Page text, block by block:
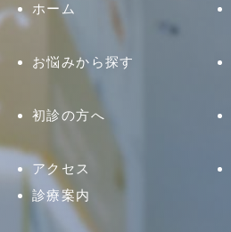
ホーム
お悩みから探す
初診の方へ
アクセス
診療案内